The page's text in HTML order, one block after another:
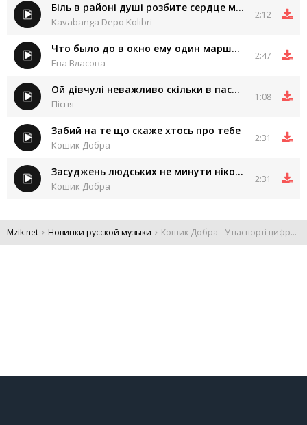
Біль в районі душі розбите сердце моє-моє
Kavabanga Depo Kolibri
2:12
Что было до в окно ему один маршрут
Ева Власова
2:47
Ой дівчулі неважливо скільки в паспорті років
Пісня
1:08
Забий на те що скаже хтось про тебе
Кошик Добра
2:31
Засуджень людських не минути нікому
Кошик Добра
2:31
Mzik.net Новинки русской музыки Кошик Добра - У паспорті цифри та це не печаль